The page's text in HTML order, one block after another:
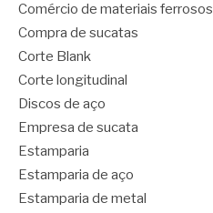
Comércio de materiais ferrosos
Compra de sucatas
Corte Blank
Corte longitudinal
Discos de aço
Empresa de sucata
Estamparia
Estamparia de aço
Estamparia de metal